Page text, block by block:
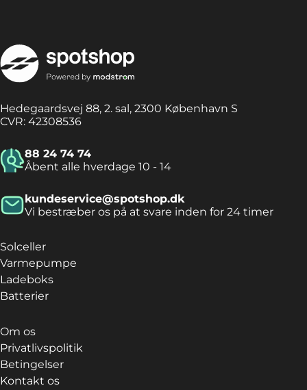
SpotShop ApS
Hedegaardsvej 88, 2. sal, 2300 København S
CVR: 42308536
88 24 74 74
Åbent alle hverdage 10 - 14
kundeservice@spotshop.dk
Vi bestræber os på at svare inden for 24 timer
Solceller
Varmepumpe
Ladeboks
Batterier
Om os
Privatlivspolitik
Betingelser
Kontakt os